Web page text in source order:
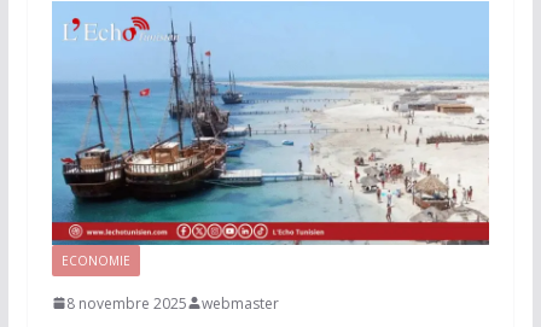
ECONOMIE
8 novembre 2025 webmaster